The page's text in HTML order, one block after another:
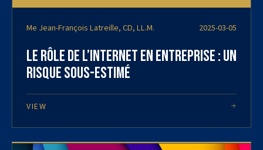
Me Jean-François Latreille, CD, LL.M. 2025-03-05
Le rôle de l’internet en entreprise : un
risque sous-estimé
VIEW